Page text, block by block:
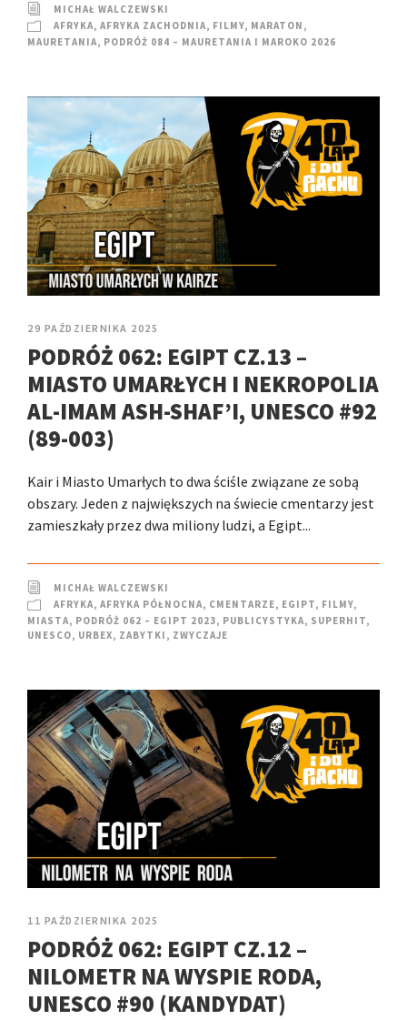
MICHAŁ WALCZEWSKI
AFRYKA, AFRYKA ZACHODNIA, FILMY, MARATON ,
MAURETANIA, PODRÓŻ 084 – MAURETANIA I MAROKO 2026
29 PAŹDZIERNIKA 2025
PODRÓŻ 062: EGIPT CZ.13 –
MIASTO UMARŁYCH I NEKROPOLIA
AL-IMAM ASH-SHAF’I, UNESCO #92
(89-003)
Kair i Miasto Umarłych to dwa ściśle związane ze sobą
obszary. Jeden z największych na świecie cmentarzy jest
zamieszkały przez dwa miliony ludzi, a Egipt...
MICHAŁ WALCZEWSKI
AFRYKA, AFRYKA PÓŁNOCNA, CMENTARZE, EGIPT, FILMY,
MIASTA, PODRÓŻ 062 – EGIPT 2023, PUBLICYSTYKA, SUPERHIT,
UNESCO, URBEX, ZABYTKI , ZWYCZAJE
11 PAŹDZIERNIKA 2025
PODRÓŻ 062: EGIPT CZ.12 –
NILOMETR NA WYSPIE RODA,
UNESCO #90 (KANDYDAT)